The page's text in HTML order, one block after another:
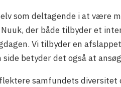
som deltagende i at være
der både tilbyder et
Vi tilbyder en
side betyder det også at
samfundets diversitet